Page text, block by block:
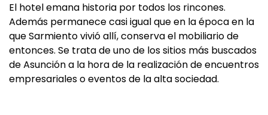
El hotel emana historia por todos los rincones.
Además permanece casi igual que en la época en la
que Sarmiento vivió allí, conserva el mobiliario de
entonces. Se trata de uno de los sitios más buscados
de Asunción a la hora de la realización de encuentros
empresariales o eventos de la alta sociedad.